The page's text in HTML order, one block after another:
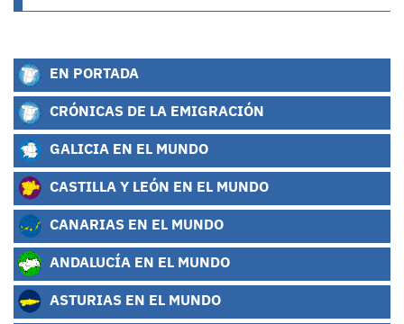
EN PORTADA
CRÓNICAS DE LA EMIGRACIÓN
GALICIA EN EL MUNDO
CASTILLA Y LEÓN EN EL MUNDO
CANARIAS EN EL MUNDO
ANDALUCÍA EN EL MUNDO
ASTURIAS EN EL MUNDO